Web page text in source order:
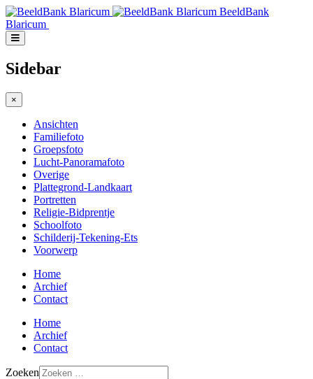
BeeldBank
Blaricum
Sidebar
×
Ansichten
Familiefoto
Groepsfoto
Lucht-Panoramafoto
Overige
Plattegrond-Landkaart
Portretten
Religie-Bidprentje
Schoolfoto
Schilderij-Tekening-Ets
Voorwerp
Home
Archief
Contact
Home
Archief
Contact
Zoeken